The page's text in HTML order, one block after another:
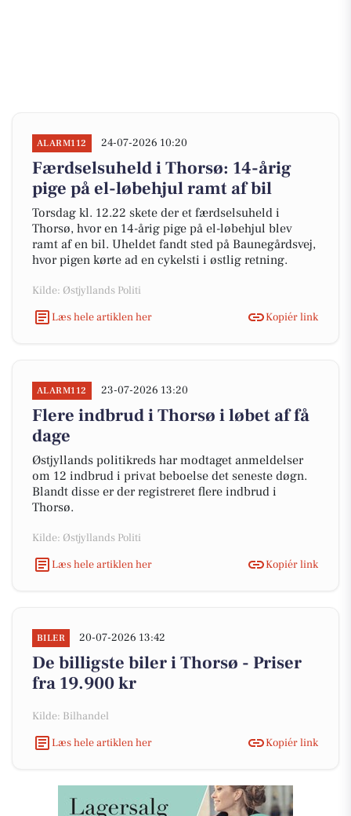
ALARM112 24-07-2026 10:20
Færdselsuheld i Thorsø: 14-årig
pige på el-løbehjul ramt af bil
Torsdag kl. 12.22 skete der et færdselsuheld i
Thorsø, hvor en 14-årig pige på el-løbehjul blev
ramt af en bil. Uheldet fandt sted på Baunegårdsvej,
hvor pigen kørte ad en cykelsti i østlig retning.
Kilde: Østjyllands Politi
Læs hele artiklen her
Kopiér link
ALARM112 23-07-2026 13:20
Flere indbrud i Thorsø i løbet af få
dage
Østjyllands politikreds har modtaget anmeldelser
om 12 indbrud i privat beboelse det seneste døgn.
Blandt disse er der registreret flere indbrud i
Thorsø.
Kilde: Østjyllands Politi
Læs hele artiklen her
Kopiér link
BILER 20-07-2026 13:42
De billigste biler i Thorsø - Priser
fra 19.900 kr
Kilde: Bilhandel
Læs hele artiklen her
Kopiér link